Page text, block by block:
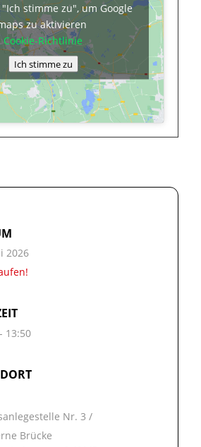
stimme zu", um Google
zu aktivieren
Cookie-Richtlinie
Ich stimme zu
2026
13:50
Nr. 3 /
Brücke